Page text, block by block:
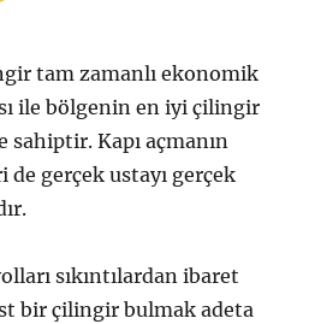
tam zamanlı ekonomik
ile bölgenin en iyi çilingir
Kapı açmanın
de gerçek ustayı gerçek
sıkıntılardan ibaret
bir çilingir bulmak adeta